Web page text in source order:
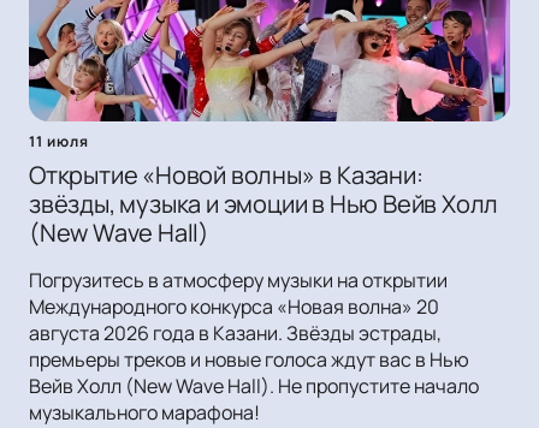
11 июля
Открытие «Новой волны» в Казани:
звёзды, музыка и эмоции в Нью Вейв Холл
(New Wave Hall)
Погрузитесь в атмосферу музыки на открытии
Международного конкурса «Новая волна» 20
августа 2026 года в Казани. Звёзды эстрады,
премьеры треков и новые голоса ждут вас в Нью
Вейв Холл (New Wave Hall). Не пропустите начало
музыкального марафона!